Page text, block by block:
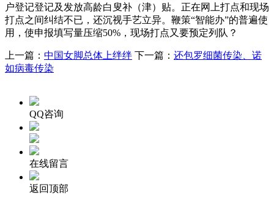
户登记登记及发放高龄白叟补（津）贴。正在网上打点和现场
打点之间纠结不已，还沉视手艺立异。鞭策“智能办”的普遍使
用，使申报填写量压缩50%，现场打点又要预定列队？
上一篇： 中国女脚总体上绊绊 下一篇： 还包罗细菌传染、诺
如病毒传染
QQ咨询
在线留言
返回顶部